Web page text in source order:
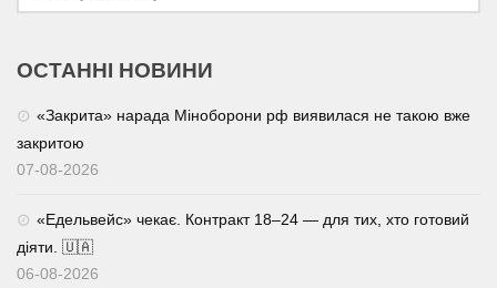
Курйози
Шоу-біз
#Війна
ОСТАННІ НОВИНИ
«Закрита» нарада Міноборони рф виявилася не такою вже
закритою
07-08-2026
«Едельвейс» чекає. Контракт 18–24 — для тих, хто готовий
діяти. 🇺🇦
06-08-2026